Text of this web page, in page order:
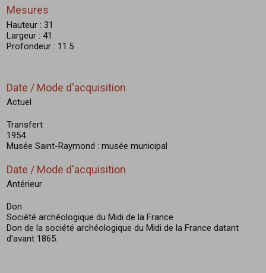
Mesures
Hauteur : 31
Largeur : 41
Profondeur : 11.5
Date / Mode d'acquisition
Actuel
Transfert
1954
Musée Saint-Raymond : musée municipal
Date / Mode d'acquisition
Antérieur
Don
Société archéologique du Midi de la France
Don de la société archéologique du Midi de la France datant
d'avant 1865.